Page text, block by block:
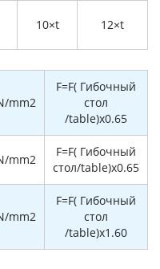
10×t 12×t
mm2
F=F( Гибочный
стол
/table)x0.65
mm2
F=F( Гибочный
стол/table)x0.65
mm2
F=F( Гибочный
стол
/table)x1.60